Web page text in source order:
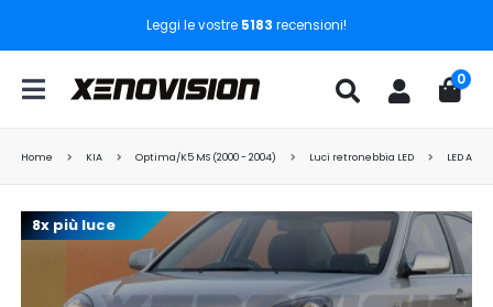
Leggi le vostre 5183 recensioni!
0
Home KIA Optima/K5 MS (2000 - 2004) Luci retronebbia LED LED
8x più luce